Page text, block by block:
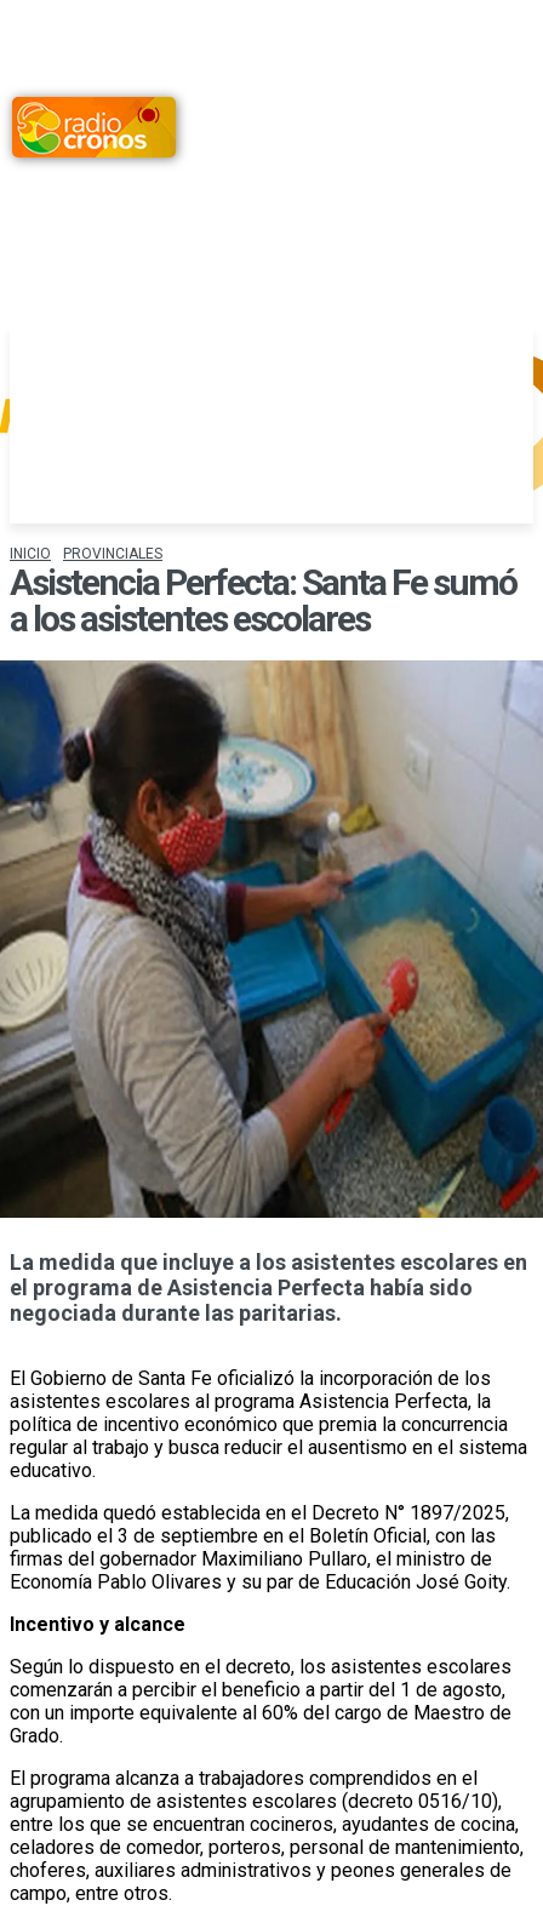
INICIO PROVINCIALES
Asistencia Perfecta: Santa Fe sumó
a los asistentes escolares
La medida que incluye a los asistentes escolares en
el programa de Asistencia Perfecta había sido
negociada durante las paritarias.
El Gobierno de Santa Fe oficializó la incorporación de los
asistentes escolares al programa Asistencia Perfecta, la
política de incentivo económico que premia la concurrencia
regular al trabajo y busca reducir el ausentismo en el sistema
educativo.
La medida quedó establecida en el Decreto N° 1897/2025,
publicado el 3 de septiembre en el Boletín Oficial, con las
firmas del gobernador Maximiliano Pullaro, el ministro de
Economía Pablo Olivares y su par de Educación José Goity.
Incentivo y alcance
Según lo dispuesto en el decreto, los asistentes escolares
comenzarán a percibir el beneficio a partir del 1 de agosto,
con un importe equivalente al 60% del cargo de Maestro de
Grado.
El programa alcanza a trabajadores comprendidos en el
agrupamiento de asistentes escolares (decreto 0516/10),
entre los que se encuentran cocineros, ayudantes de cocina,
celadores de comedor, porteros, personal de mantenimiento,
choferes, auxiliares administrativos y peones generales de
campo, entre otros.